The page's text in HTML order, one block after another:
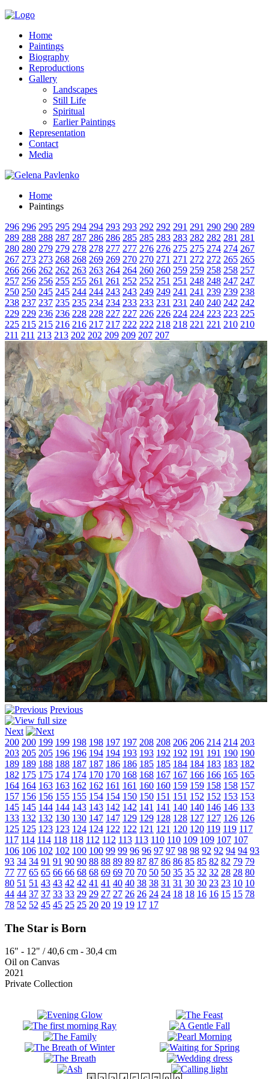
Home
Paintings
Biography
Reproductions
Gallery
Landscapes
Still Life
Spiritual
Earlier Paintings
Representation
Contact
Media
Home
Paintings
296 296 295 295 294 294 293 293 292 292 291 291 290 290 289
289 288 288 287 287 286 286 285 285 283 283 282 282 281 281
280 280 279 279 278 278 277 277 276 276 275 275 274 274 267
267 273 273 268 268 269 269 270 270 271 271 272 272 265 265
266 266 262 262 263 263 264 264 260 260 259 259 258 258 257
257 256 256 255 255 261 261 252 252 251 251 248 248 247 247
250 250 245 245 244 244 243 243 249 249 241 241 239 239 238
238 237 237 235 235 234 234 233 233 231 231 240 240 242 242
229 229 236 236 228 228 227 227 226 226 224 224 223 223 225
225 215 215 216 216 217 217 222 222 218 218 221 221 210 210
211 211 213 213 202 202 209 209 207 207
Previous
Next
200 200 199 199 198 198 197 197 208 208 206 206 214 214 203
203 205 205 196 196 194 194 193 193 192 192 191 191 190 190
189 189 188 188 187 187 186 186 185 185 184 184 183 183 182
182 175 175 174 174 170 170 168 168 167 167 166 166 165 165
164 164 163 163 162 162 161 161 160 160 159 159 158 158 157
157 156 156 155 155 154 154 150 150 151 151 152 152 153 153
145 145 144 144 143 143 142 142 141 141 140 140 146 146 133
133 132 132 130 130 147 147 129 129 128 128 127 127 126 126
125 125 123 123 124 124 122 122 121 121 120 120 119 119 117
117 114 114 118 118 112 112 113 113 110 110 109 109 107 107
106 106 102 102 100 100 99 99 96 96 97 97 98 98 92 92 94 94 93
93 34 34 91 91 90 90 88 88 89 89 87 87 86 86 85 85 82 82 79 79
77 77 65 65 66 66 68 68 69 69 70 70 50 50 35 35 32 32 28 28 80
80 51 51 43 43 42 42 41 41 40 40 38 38 31 31 30 30 23 23 10 10
44 44 37 37 33 33 29 29 27 27 26 26 24 24 18 18 16 16 15 15 78
78 52 52 45 45 25 25 20 20 19 19 17 17
The Star is Born
16" - 12" / 40,6 cm - 30,4 cm
Oil on Canvas
2021
Private Collection